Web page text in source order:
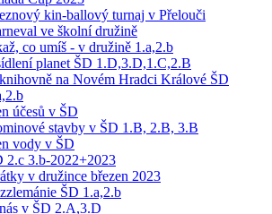
kin-ballový turnaj v Přelouči
ve školní družině
co umíš - v družině 1.a,2.b
planet ŠD 1.D,3.D,1.C,2.B
na Novém Hradci Králové ŠD
účesů v ŠD
stavby v ŠD 1.B, 2.B, 3.B
vody v ŠD
2.c 3.b-2022+2023
v družince březen 2023
ŠD 1.a,2.b
v ŠD 2.A,3.D